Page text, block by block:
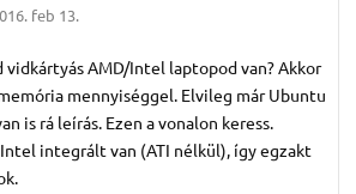
feb 13.
vidkártyás AMD/Intel laptopod van? Akkor
mennyiséggel. Elvileg már Ubuntu
is rá leírás. Ezen a vonalon keress.
integrált van (ATI nélkül), így egzakt